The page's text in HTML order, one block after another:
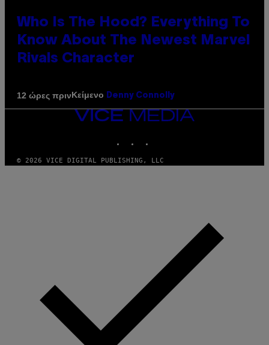
Who Is The Hood? Everything To
Know About The Newest Marvel
Rivals Character
12 ώρες πρινΚείμενο Denny Connolly
VICE
© 2026 VICE DIGITAL PUBLISHING, LLC